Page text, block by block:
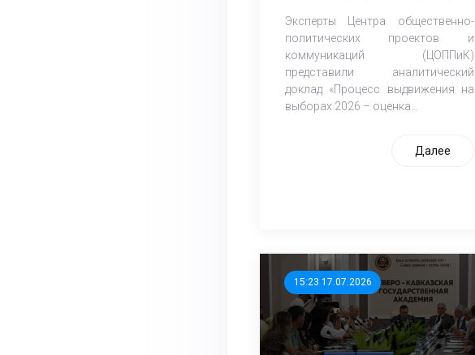
Эксперты Центра общественно-
политических проектов и
коммуникаций (ЦОППиК)
представили аналитический
доклад «Процесс выдвижения на
выборах 2026 – оценка...
Далее
15:23 17.07.2026